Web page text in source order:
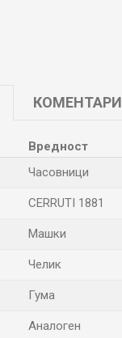
КОМЕНТАРИ
Вредност
Часовници
CERRUTI 1881
Машки
Челик
Гума
Аналоген